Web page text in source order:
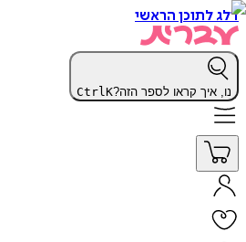
דלג לתוכן הראשי
נו, איך קראו לספר הזה? CtrlK